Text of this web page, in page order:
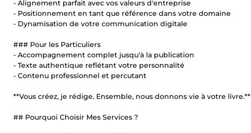
- Alignement parfait avec vos valeurs d'entreprise
- Positionnement en tant que référence dans votre domaine
- Dynamisation de votre communication digitale
### Pour les Particuliers
- Accompagnement complet jusqu'à la publication
- Texte authentique reflétant votre personnalité
- Contenu professionnel et percutant
**Vous créez, je rédige. Ensemble, nous donnons vie à votre livre.**
## Pourquoi Choisir Mes Services ?